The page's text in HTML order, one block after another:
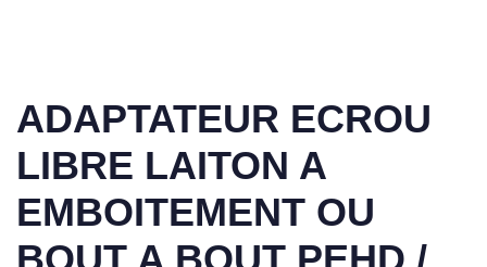
ADAPTATEUR ECROU
LIBRE LAITON A
EMBOITEMENT OU